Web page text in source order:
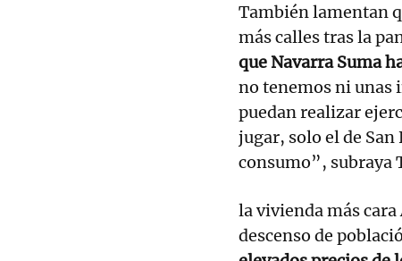
También lamentan
más calles tras la
que Navarra Suma
no tenemos ni unas
puedan realizar
jugar, solo el de San
consumo”, subraya
la vivienda más
descenso de